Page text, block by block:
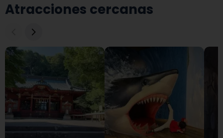
Atracciones cercanas